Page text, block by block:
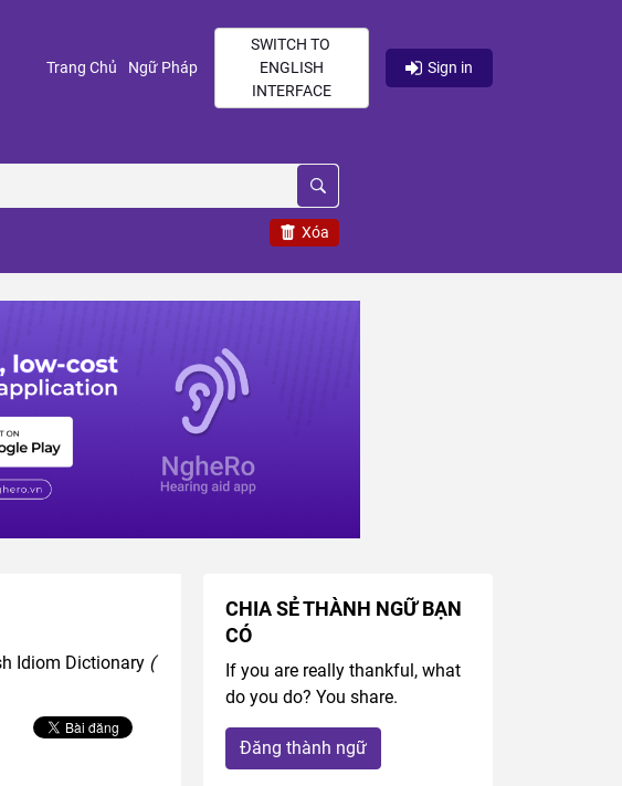
Trang Chủ (current)
Ngữ Pháp(current)
SWITCH TO
ENGLISH
INTERFACE
Sign in
Xóa
Idiom Dictionary (
CHIA SẺ THÀNH NGỮ BẠN
CÓ
If you are really thankful, what
do you do? You share.
Đăng thành ngữ